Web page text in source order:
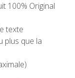
100% Original
texte
plus que la